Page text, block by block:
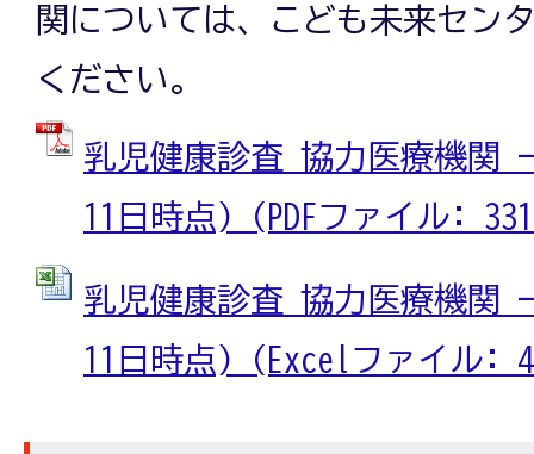
関については、こども未来セン
ください。
乳児健康診査 協力医療機関
11日時点) (PDFファイル:
乳児健康診査 協力医療機関
11日時点) (Excelファイル: